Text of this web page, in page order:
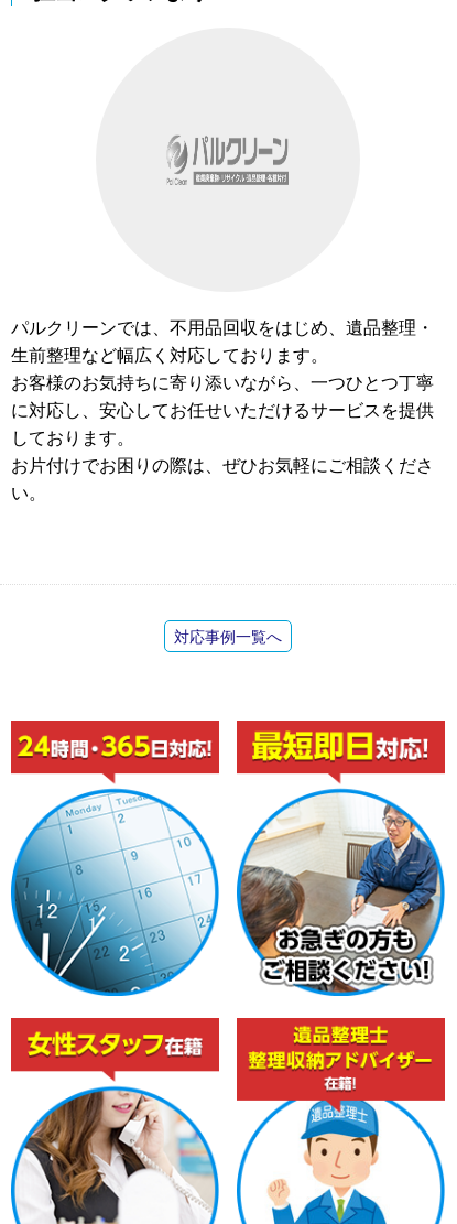
パルクリーンでは、不用品回収をはじめ、遺品整理・
生前整理など幅広く対応しております。
お客様のお気持ちに寄り添いながら、一つひとつ丁寧
に対応し、安心してお任せいただけるサービスを提供
しております。
お片付けでお困りの際は、ぜひお気軽にご相談くださ
い。
対応事例一覧へ